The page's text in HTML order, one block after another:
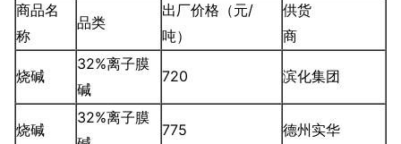
商品名
称
品类
出厂价格（元/
吨）
供货
商
烧碱
32%离子膜
碱
720 滨化集团
烧碱
32%离子膜
775 德州实华